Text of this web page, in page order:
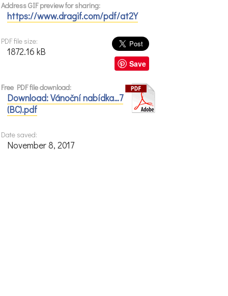
Address GIF preview for sharing:
https://www.dragif.com/pdf/at2Y
Save
PDF file size:
1872.16 kB
Free PDF file download:
Download: Vánoční nabídka…7
(BC).pdf
Date saved:
November 8, 2017